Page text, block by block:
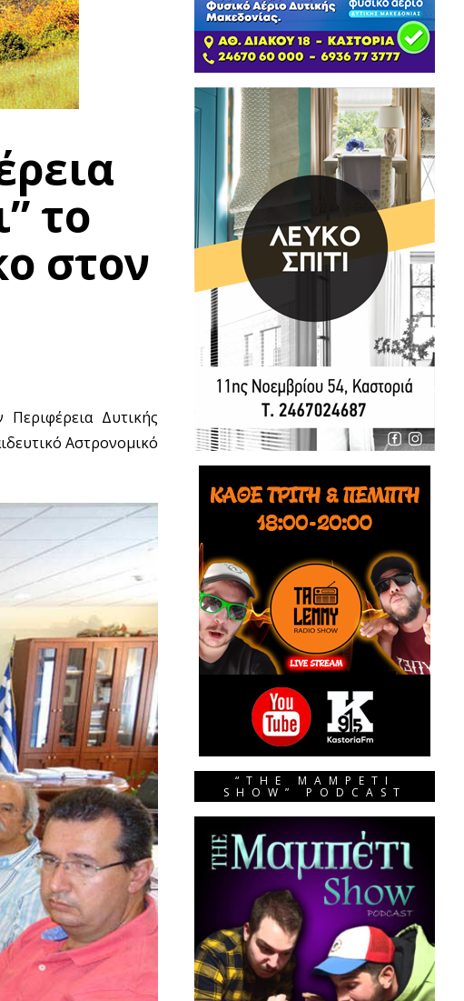
το
στον
Δυτικής
Αστρονομικό
“THE MAMPETI
SHOW” PODCAST